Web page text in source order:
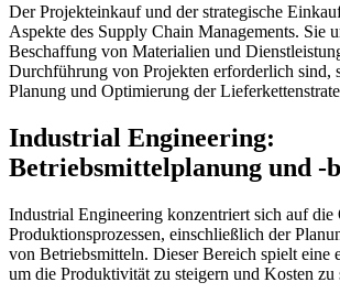
Der Projekteinkauf und der strategische
Aspekte des Supply Chain Managements. Sie
Beschaffung von Materialien und
Durchführung von Projekten erforderlich sind,
Planung und Optimierung der
Industrial Engineering:
Betriebsmittelplanung und -
Industrial Engineering konzentriert sich auf
Produktionsprozessen, einschließlich der
von Betriebsmitteln. Dieser Bereich spielt eine
um die Produktivität zu steigern und Kosten zu